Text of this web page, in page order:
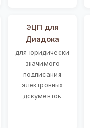
ЭЦП для
Диадока
для юридически
значимого
подписания
электронных
документов